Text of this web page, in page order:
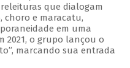
que dialogam
choro e maracatu,
em uma
2021, o grupo lançou o
marcando sua entrada